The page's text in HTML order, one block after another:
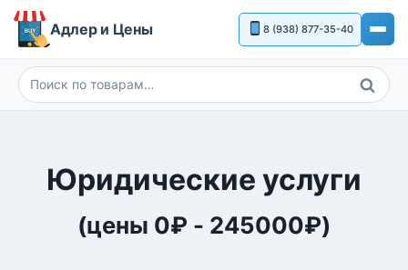
Перейти
Адлер и Цены 8 (938) 877-35-40
Искать:
Поиск
Юридические услуги
(цены 0₽ - 245000₽)